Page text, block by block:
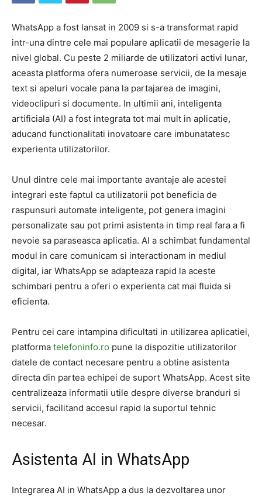
WhatsApp a fost lansat in 2009 si s-a transformat rapid
intr-una dintre cele mai populare aplicatii de mesagerie la
nivel global. Cu peste 2 miliarde de utilizatori activi lunar,
aceasta platforma ofera numeroase servicii, de la mesaje
text si apeluri vocale pana la partajarea de imagini,
videoclipuri si documente. In ultimii ani, inteligenta
artificiala (AI) a fost integrata tot mai mult in aplicatie,
aducand functionalitati inovatoare care imbunatatesc
experienta utilizatorilor.
Unul dintre cele mai importante avantaje ale acestei
integrari este faptul ca utilizatorii pot beneficia de
raspunsuri automate inteligente, pot genera imagini
personalizate sau pot primi asistenta in timp real fara a fi
nevoie sa paraseasca aplicatia. AI a schimbat fundamental
modul in care comunicam si interactionam in mediul
digital, iar WhatsApp se adapteaza rapid la aceste
schimbari pentru a oferi o experienta cat mai fluida si
eficienta.
Pentru cei care intampina dificultati in utilizarea aplicatiei,
platforma telefoninfo.ro pune la dispozitie utilizatorilor
datele de contact necesare pentru a obtine asistenta
directa din partea echipei de suport WhatsApp. Acest site
centralizeaza informatii utile despre diverse branduri si
servicii, facilitand accesul rapid la suportul tehnic
necesar.
Asistenta AI in WhatsApp
Integrarea AI in WhatsApp a dus la dezvoltarea unor